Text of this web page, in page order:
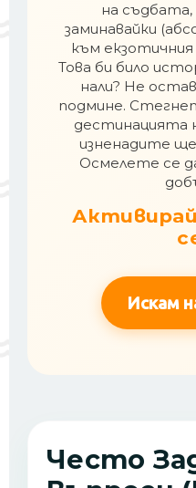
на
заминавайки
към
Това би било
нали? Не
подмине.
дестинацията
изненадите
Осмелете се
Искам
Често